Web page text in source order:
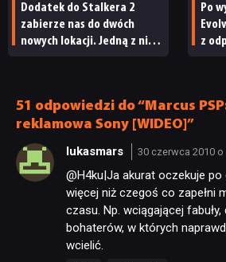
Dodatek do Stalkera 2
zabierze nas do dwóch
nowych lokacji. Jedną z nich
Po
z
51 odpowiedzi do “Marcus
reklamowa Sony [WIDEO]”
lukasmars 30 czerwca 2010 o
@H4ku|Ja akurat oczekuje
więcej niż czegoś co zapełni
czasu. Np. wciągającej fabuły,
bohaterów, w których
wcielić.